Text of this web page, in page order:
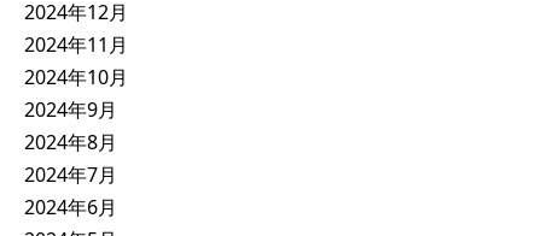
2024年12月
2024年11月
2024年10月
2024年9月
2024年8月
2024年7月
2024年6月